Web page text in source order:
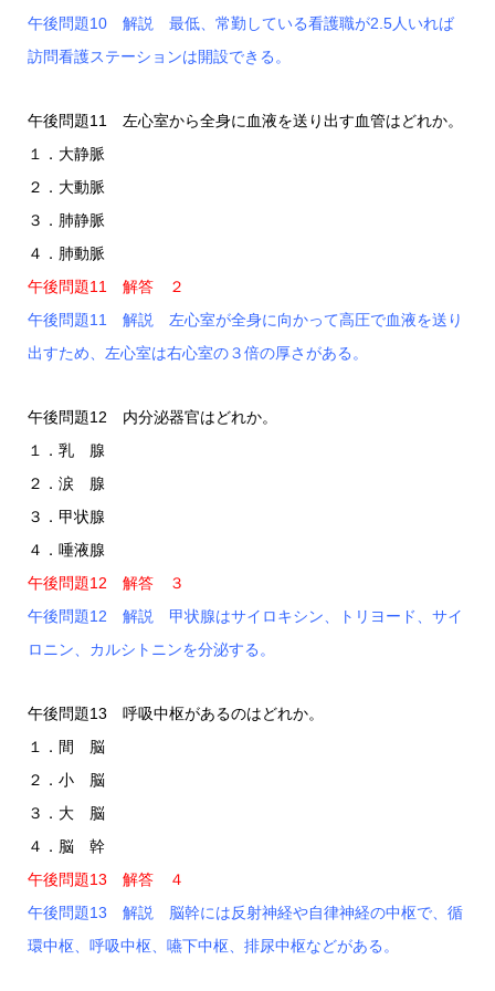
午後問題10 解説 最低、常勤している看護職が2.5人いれば
訪問看護ステーションは開設できる。
午後問題11 左心室から全身に血液を送り出す血管はどれか。
１．大静脈
２．大動脈
３．肺静脈
４．肺動脈
午後問題11 解答 ２
午後問題11 解説 左心室が全身に向かって高圧で血液を送り
出すため、左心室は右心室の３倍の厚さがある。
午後問題12 内分泌器官はどれか。
１．乳 腺
２．涙 腺
３．甲状腺
４．唾液腺
午後問題12 解答 ３
午後問題12 解説 甲状腺はサイロキシン、トリヨード、サイ
ロニン、カルシトニンを分泌する。
午後問題13 呼吸中枢があるのはどれか。
１．間 脳
２．小 脳
３．大 脳
４．脳 幹
午後問題13 解答 ４
午後問題13 解説 脳幹には反射神経や自律神経の中枢で、循
環中枢、呼吸中枢、嚥下中枢、排尿中枢などがある。